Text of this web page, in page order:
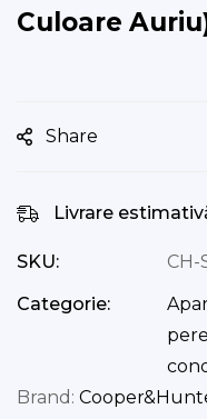
Culoare
Share
Livrare
SKU:
CH-
Categorie:
Brand: